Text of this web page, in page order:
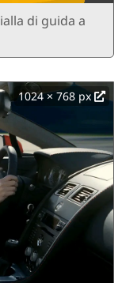
di guida a
1024 × 768 px